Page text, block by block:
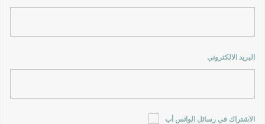
البريد الالكتروني
الاشتراك في رسائل الواتس أب